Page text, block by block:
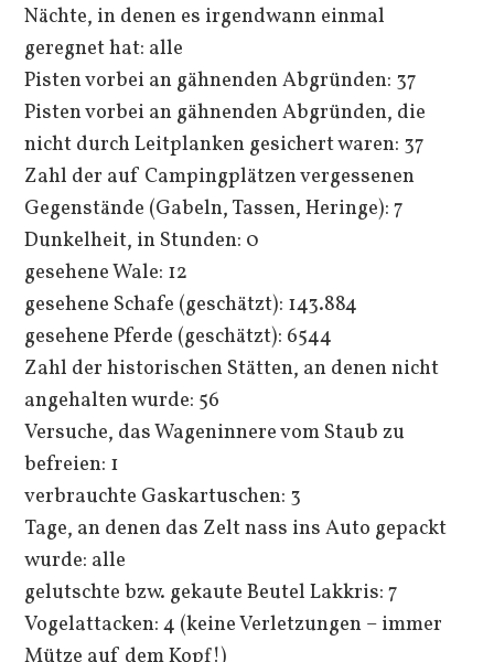
Nächte, in denen es irgendwann einmal
geregnet hat: alle
Pisten vorbei an gähnenden Abgründen: 37
Pisten vorbei an gähnenden Abgründen, die
nicht durch Leitplanken gesichert waren: 37
Zahl der auf Campingplätzen vergessenen
Gegenstände (Gabeln, Tassen, Heringe): 7
Dunkelheit, in Stunden: 0
gesehene Wale: 12
gesehene Schafe (geschätzt): 143.884
gesehene Pferde (geschätzt): 6544
Zahl der historischen Stätten, an denen nicht
angehalten wurde: 56
Versuche, das Wageninnere vom Staub zu
befreien: 1
verbrauchte Gaskartuschen: 3
Tage, an denen das Zelt nass ins Auto gepackt
wurde: alle
gelutschte bzw. gekaute Beutel Lakkris: 7
Vogelattacken: 4 (keine Verletzungen – immer